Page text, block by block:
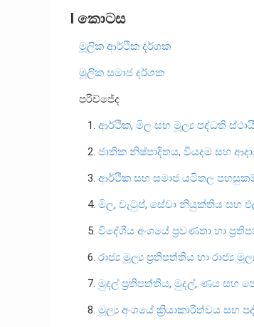
I කොටස
මූලික ආර්ථික දර්ශක
මූලික සමාජ දර්ශක
පරිච්ජේද
1. ආර්ථික, මිල සහ මූල්‍ය පද්ධති
2. ජාතික නිෂ්පාදිතය, වියදම සහ
3. ආර්ථික සහ සමාජ යටිතල
4. මිල, වැටුප්, සේවා නියුක්තිය සහ
5. විදේශීය අංශයේ ප්‍රවණතා හා
6. රාජ්‍ය මූල්‍ය ප්‍රතිපත්තිය හා රාජ්‍ය
7. මුදල් ප්‍රතිපත්තිය, මුදල්, ණය සහ
8. මූල්‍ය අංශයේ ක්‍රියාකාරිත්වය සහ